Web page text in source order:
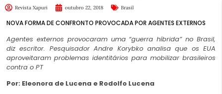
Revista Xapuri outubro 22, 2018 Brasil
NOVA FORMA DE CONFRONTO PROVOCADA POR AGENTES EXTERNOS
Agentes externos provocaram uma “guerra híbrida” no Brasil,
diz escritor. Pesquisador Andre Korybko analisa que os EUA
aproveitaram problemas identitários para mobilizar brasileiros
contra o PT
Por: Eleonora de Lucena e Rodolfo Lucena